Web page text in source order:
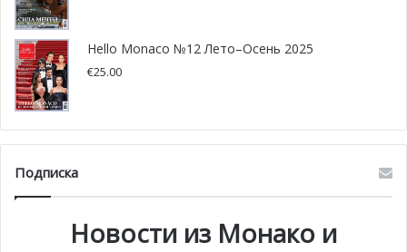
Hello Monaco №12 Лето–Осень 2025
€25.00
Подписка
Новости из Монако и